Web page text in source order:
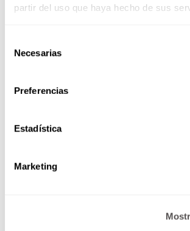
partir del uso que haya hecho de sus
Necesarias
Preferencias
Estadística
Marketing